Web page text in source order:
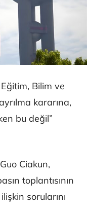
Bilim ve
kararına,
bu değil”
Ciakun,
toplantısının
sorularını